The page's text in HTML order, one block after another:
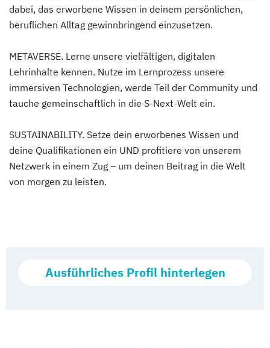
dabei, das erworbene Wissen in deinem persönlichen,
beruflichen Alltag gewinnbringend einzusetzen.
METAVERSE. Lerne unsere vielfältigen, digitalen
Lehrinhalte kennen. Nutze im Lernprozess unsere
immersiven Technologien, werde Teil der Community und
tauche gemeinschaftlich in die S-Next-Welt ein.
SUSTAINABILITY. Setze dein erworbenes Wissen und
deine Qualifikationen ein UND profitiere von unserem
Netzwerk in einem Zug – um deinen Beitrag in die Welt
von morgen zu leisten.
Ausführliches Profil hinterlegen